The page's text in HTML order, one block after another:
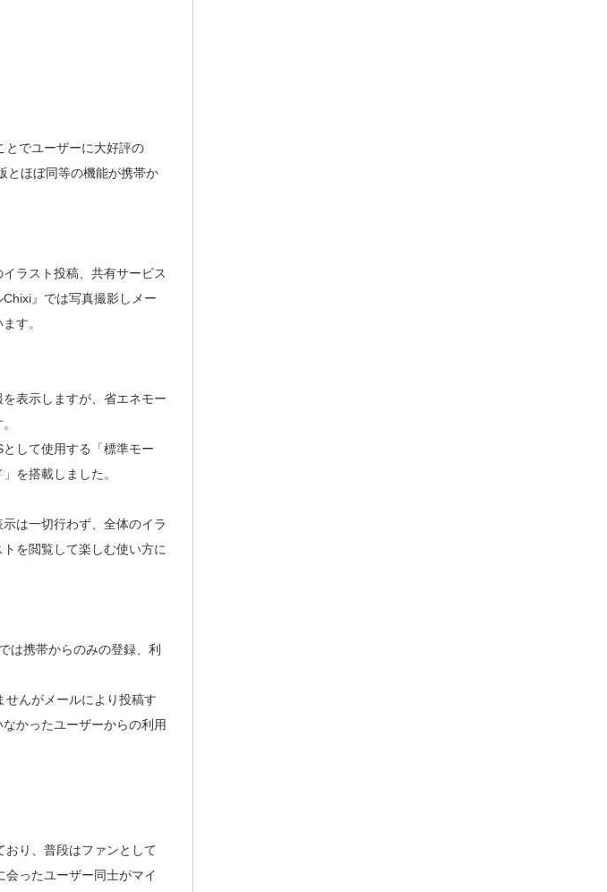
とでユーザーに大好評の
とほぼ同等の機能が携帯か
ラスト投稿、共有サービス
』では写真撮影しメー
す。
表示しますが、省エネモー
して使用する「標準モー
を搭載しました。
は一切行わず、全体のイラ
を閲覧して楽しむ使い方に
は携帯からのみの登録、利
せんがメールにより投稿す
かったユーザーからの利用
おり、普段はファンとして
ったユーザー同士がマイ